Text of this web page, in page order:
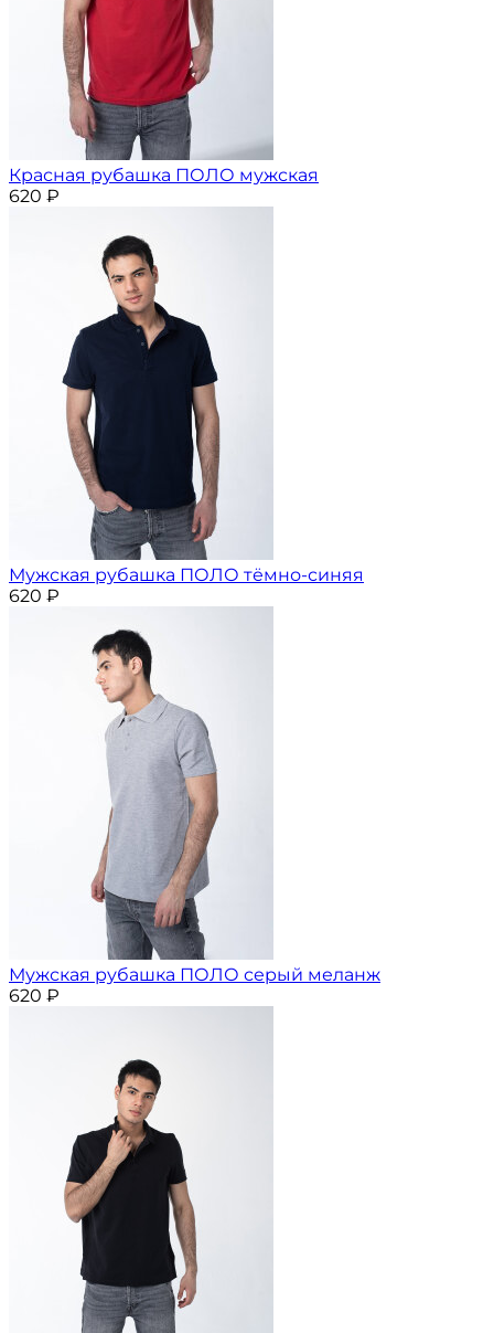
Красная рубашка ПОЛО мужская
620 ₽
Мужская рубашка ПОЛО тёмно-синяя
620 ₽
Мужская рубашка ПОЛО серый меланж
620 ₽